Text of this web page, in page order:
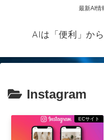
最新AI情
AIは「便利」か
Instagram
ECサイト